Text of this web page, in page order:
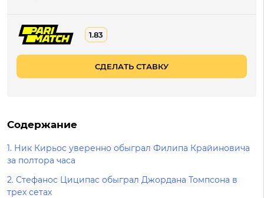
1.83
СДЕЛАТЬ СТАВКУ
Содержание
1. Ник Кирьос уверенно обыграл Филипа Крайиновича
за полтора часа
2. Стефанос Циципас обыграл Джордана Томпсона в
трех сетах